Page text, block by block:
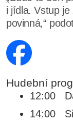
i jídla. Vstup
povinná,“
Hudební
12:00
14:00